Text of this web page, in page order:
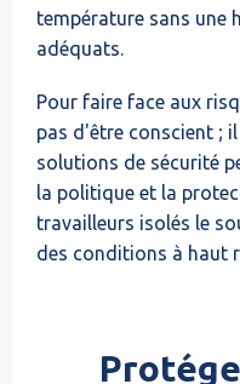
température sans une
adéquats.
Pour faire face aux
pas d'être conscient ;
solutions de sécurité
la politique et la
travailleurs isolés le
des conditions à haut